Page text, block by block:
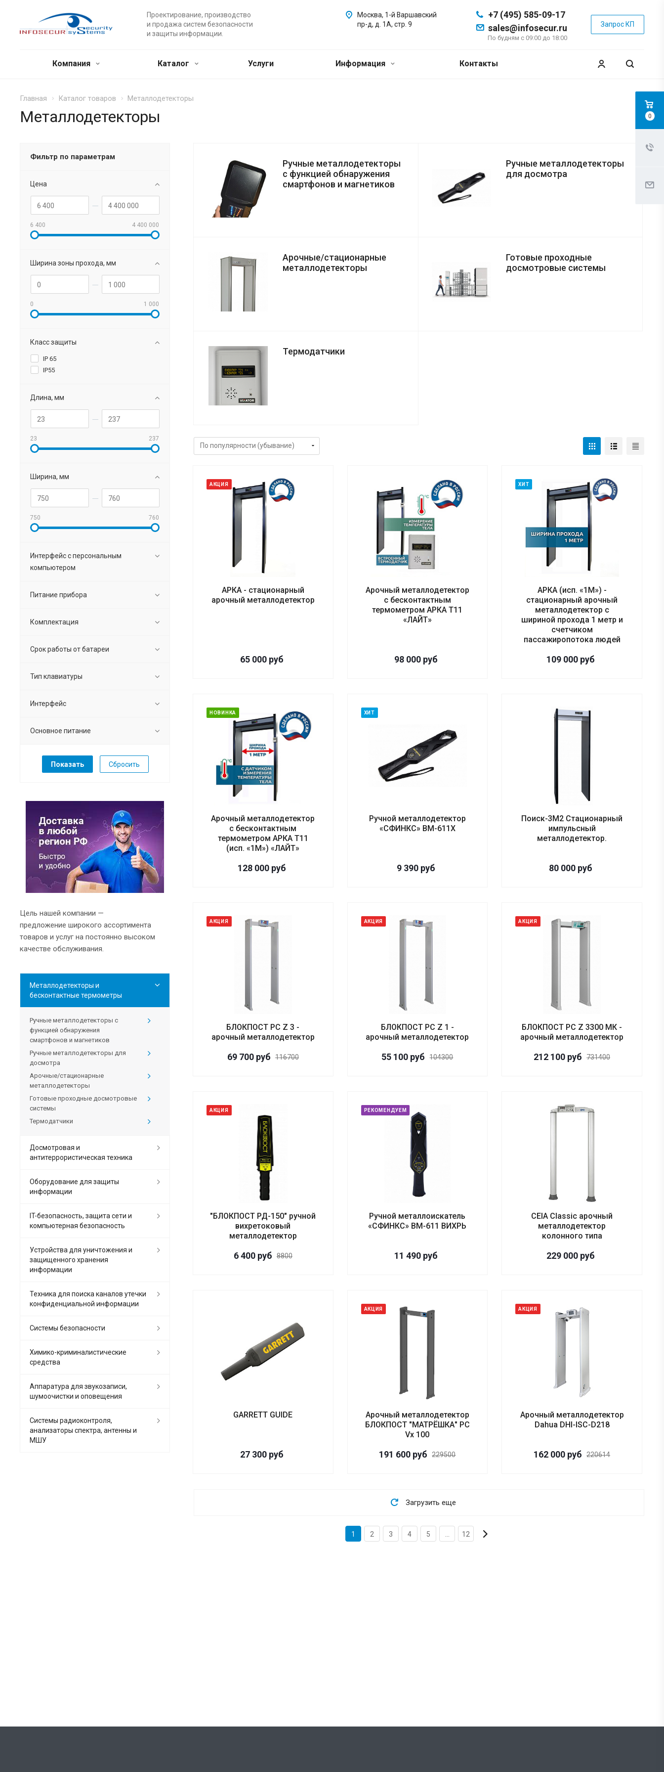
Проектирование, производство
и продажа систем безопасности
и защиты информации.
+7 (495) 585-09-17
sales@infosecur.ru
По будням с 09:00 до 18:00
Запрос КП
Москва, 1-й Варшавский
пр-д, д. 1А, стр. 9
Компания Каталог Услуги Информация Контакты
Главная Каталог товаров Металлодетекторы
Металлодетекторы
Ручные металлодетекторы
с функцией обнаружения
смартфонов и магнетиков
Ручные металлодетекторы
для досмотра
Арочные/стационарные
металлодетекторы
Готовые проходные
досмотровые системы
Термодатчики
АКЦИЯ
АРКА - стационарный
арочный металлодетектор
65 000руб
Арочный металлодетектор
с бесконтактным
термометром АРКА Т11
«ЛАЙТ»
98 000 руб
ХИТ
АРКА (исп. «1М») -
стационарный арочный
металлодетектор с
шириной прохода 1 метр и
счетчиком
пассажиропотока людей
109 000 руб
НОВИНКА
Арочный металлодетектор
с бесконтактным
термометром АРКА Т11
(исп. «1М») «ЛАЙТ»
128 000руб
ХИТ
Ручной металлодетектор
«СФИНКС» ВМ-611Х
9 390 руб
Поиск-3М2 Стационарный
импульсный
металлодетектор.
80 000 руб
АКЦИЯ
БЛОКПОСТ PC Z 3 -
арочный металлодетектор
69 700руб 116700
АКЦИЯ
БЛОКПОСТ PC Z 1 -
арочный металлодетектор
55 100 руб 104300
АКЦИЯ
БЛОКПОСТ PC Z 3300 MК -
арочный металлодетектор
212 100 руб 731400
АКЦИЯ
"БЛОКПОСТ РД-150" ручной
вихретоковый
металлодетектор
6 400руб 8800
РЕКОМЕНДУЕМ
Ручной металлоискатель
«СФИНКС» ВМ-611 ВИХРЬ
11 490 руб
CEIA Classic арочный
металлодетектор
колонного типа
229 000 руб
GARRETT GUIDE
27 300руб
АКЦИЯ
Арочный металлодетектор
БЛОКПОСТ "МАТРЁШКА" PC
Vx 100
191 600 руб 229500
АКЦИЯ
Арочный металлодетектор
Dahua DHI-ISC-D218
162 000 руб 220614
Загрузить еще
1 2 3 4 5 12
Фильтр по параметрам
Цена
6 400 4 400 000
Ширина зоны прохода, мм
0 1 000
Класс защиты
IP 65
IP55
Длина, мм
23 237
Ширина, мм
750 760
Интерфейс с персональным
компьютером
Питание прибора
Комплектация
Срок работы от батареи
Тип клавиатуры
Интерфейс
Основное питание
Сбросить
Цель нашей компании —
предложение широкого ассортимента
товаров и услуг на постоянно высоком
качестве обслуживания.
Металлодетекторы и
бесконтактные термометры
Ручные металлодетекторы с
функцией обнаружения
смартфонов и магнетиков
Ручные металлодетекторы для
досмотра
Арочные/стационарные
металлодетекторы
Готовые проходные досмотровые
системы
Термодатчики
Досмотровая и
антитеррористическая техника
Оборудование для защиты
информации
IT-безопасность, защита сети и
компьютерная безопасность
Устройства для уничтожения и
защищенного хранения
информации
Техника для поиска каналов утечки
конфиденциальной информации
Системы безопасности
Химико-криминалистические
средства
Аппаратура для звукозаписи,
шумоочистки и оповещения
Системы радиоконтроля,
анализаторы спектра, антенны и
МШУ
0